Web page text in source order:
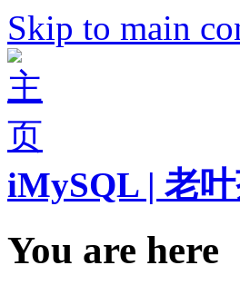
Skip to main
iMySQL | 老
You are here